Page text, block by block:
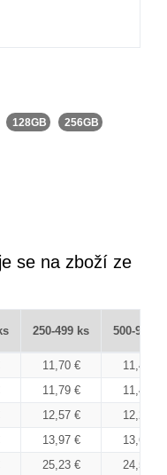
128GB 256GB
se na zboží ze
250-499 ks 500-999
11,70 €
11,40 €
11,79 €
11,48 €
12,57 €
12,25 €
13,97 €
13,61 €
25,23 €
24,58 €